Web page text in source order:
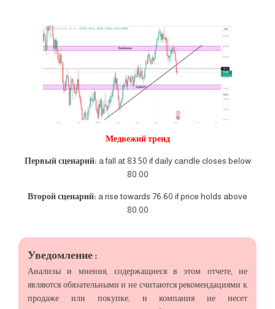
Медвежий тренд
Первый сценарий: a fall at 83.50 if daily candle closes below
80.00
Второй сценарий: a rise towards 76.60 if price holds above
80.00
Уведомление :
Анализы и мнения, содержащиеся в этом отчете, не
являются обязательными и не считаются рекомендациями к
продаже или покупке, и компания не несет